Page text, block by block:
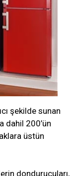
şekilde sunan
dahil 200’ün
üstün
dondurucuları,